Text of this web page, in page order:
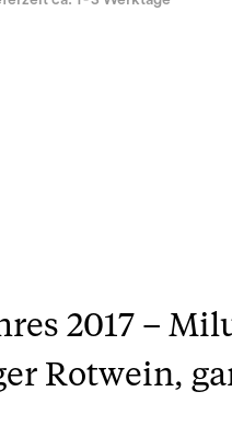
2017 –
Rotwein,